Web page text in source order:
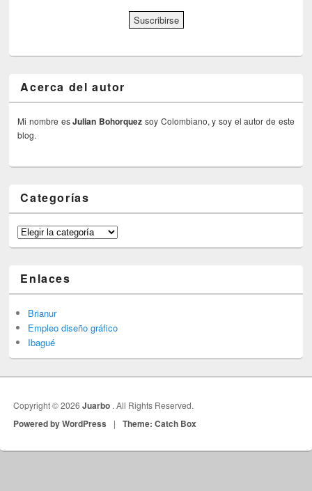
Acerca del autor
Mi nombre esJulian Bohorquez soy Colombiano, y soy el autor de este
blog.
Categorías
Categorías
Enlaces
Brianur
Empleo diseño gráfico
Ibagué
Copyright © 2026Juarbo . All Rights Reserved.
Powered by WordPress | Theme: Catch Box